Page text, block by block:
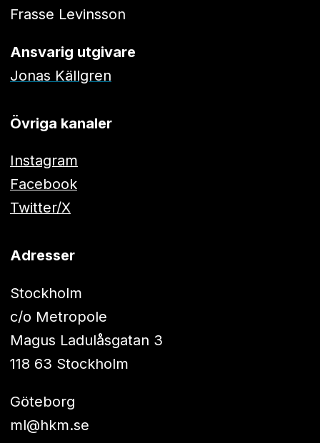
Frasse Levinsson
Ansvarig utgivare
Jonas Källgren
Övriga kanaler
Instagram
Facebook
Twitter/X
Adresser
Stockholm
c/o Metropole
Magus Ladulåsgatan 3
118 63 Stockholm
Göteborg
ml@hkm.se